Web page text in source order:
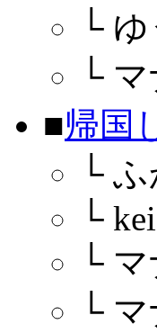
└ ゆ
└
■帰国
└ ふ
└
└
└